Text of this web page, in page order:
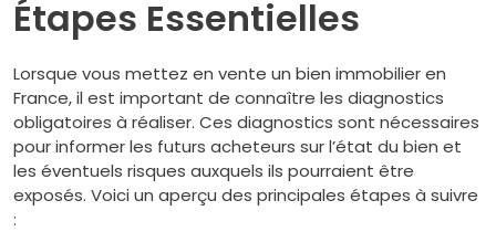
Étapes Essentielles
Lorsque vous mettez en vente un bien immobilier en
France, il est important de connaître les diagnostics
obligatoires à réaliser. Ces diagnostics sont nécessaires
pour informer les futurs acheteurs sur l’état du bien et
les éventuels risques auxquels ils pourraient être
exposés. Voici un aperçu des principales étapes à suivre
: